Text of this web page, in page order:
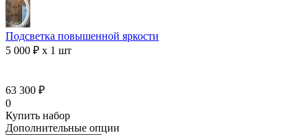
Подсветка повышенной яркости
5 000 ₽ x 1 шт
63 300 ₽
0
Купить набор
Дополнительные опции